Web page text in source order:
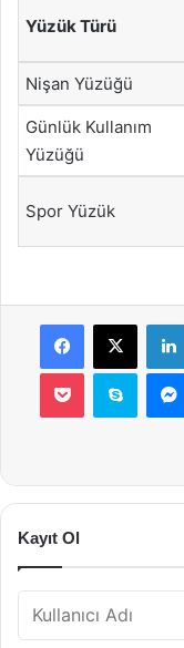
Yüzük Türü
Nişan Yüzüğü
Günlük Kullanım
Yüzüğü
Spor Yüzük
Facebook
X
Pocket Skype
Kayıt Ol